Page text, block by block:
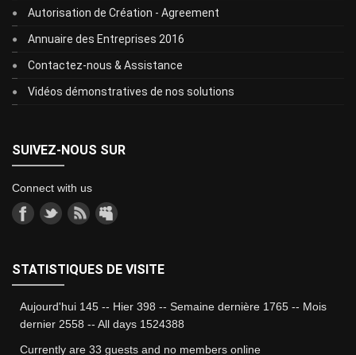
Autorisation de Création - Agreement
Annuaire des Entreprises 2016
Contactez-nous & Assistance
Vidéos démonstratives de nos solutions
SUIVEZ-NOUS SUR
Connect with us
STATISTIQUES DE VISITE
Aujourd'hui 145 -- Hier 398 -- Semaine dernière 1765 -- Mois
dernier 2558 -- All days 1524388
Currently are 33 guests and no members online